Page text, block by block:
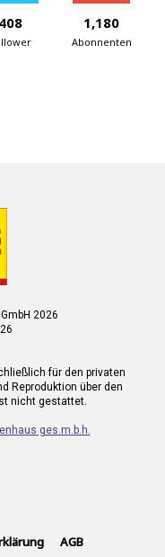
408 1,180
Abonnenten
2026
für den privaten
Reproduktion über den
nicht gestattet.
ges.m.b.h.
AGB